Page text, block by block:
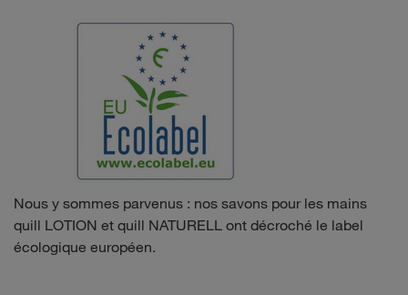
Nous y sommes parvenus : nos savons pour les mains
quill LOTION et quill NATURELL ont décroché le label
écologique européen.